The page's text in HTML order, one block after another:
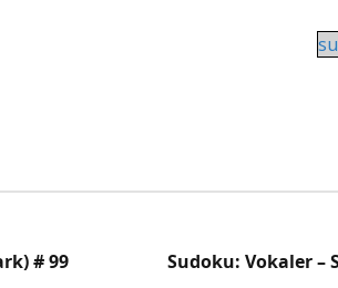
# 99 Sudoku: Vokaler –